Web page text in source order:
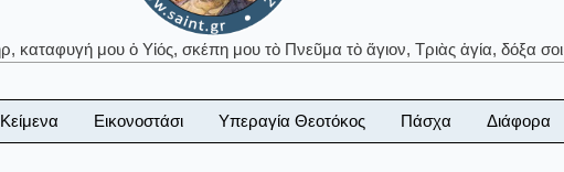
καταφυγή μου ὁ Υἱός, σκέπη μου τὸ Πνεῦμα τὸ ἅγιον, Τριὰς ἁγία, δόξα σοι
Εικονοστάσι Υπεραγία Θεοτόκος Πάσχα Διάφορα